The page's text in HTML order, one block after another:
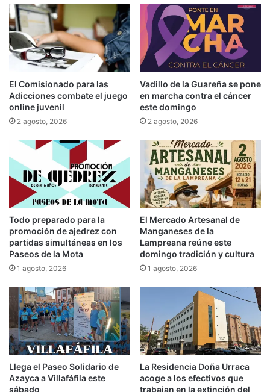
El Comisionado para las
Adicciones combate el juego
online juvenil
2 agosto, 2026
Vadillo de la Guareña se pone
en marcha contra el cáncer
este domingo
2 agosto, 2026
Todo preparado para la
promoción de ajedrez con
partidas simultáneas en los
Paseos de la Mota
1 agosto, 2026
El Mercado Artesanal de
Manganeses de la
Lampreana reúne este
domingo tradición y cultura
1 agosto, 2026
Llega el Paseo Solidario de
Azayca a Villafáfila este
sábado
La Residencia Doña Urraca
acoge a los efectivos que
trabajan en la extinción del